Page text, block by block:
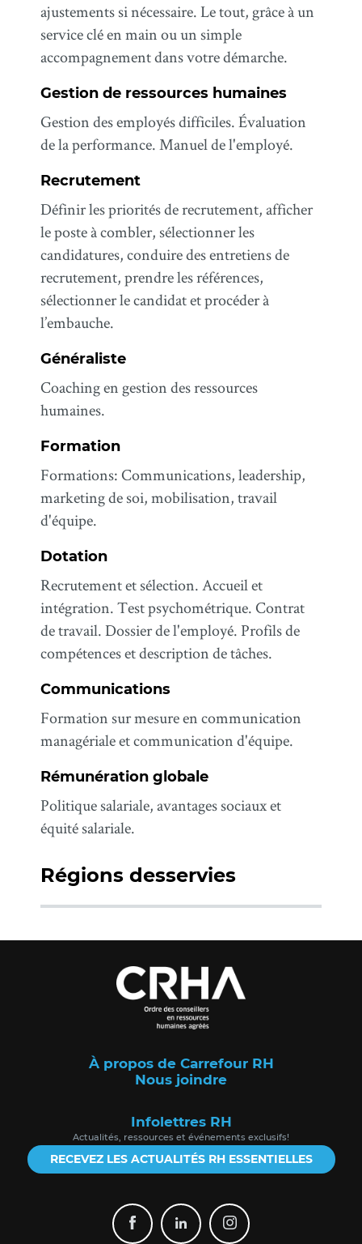
ajustements si nécessaire. Le tout, grâce à un
service clé en main ou un simple
accompagnement dans votre démarche.
Gestion de ressources humaines
Gestion des employés difficiles. Évaluation
de la performance. Manuel de l'employé.
Recrutement
Définir les priorités de recrutement, afficher
le poste à combler, sélectionner les
candidatures, conduire des entretiens de
recrutement, prendre les références,
sélectionner le candidat et procéder à
l’embauche.
Généraliste
Coaching en gestion des ressources
humaines.
Formation
Formations: Communications, leadership,
marketing de soi, mobilisation, travail
d'équipe.
Dotation
Recrutement et sélection. Accueil et
intégration. Test psychométrique. Contrat
de travail. Dossier de l'employé. Profils de
compétences et description de tâches.
Communications
Formation sur mesure en communication
managériale et communication d'équipe.
Rémunération globale
Politique salariale, avantages sociaux et
équité salariale.
Régions desservies
À propos de Carrefour RH
Nous joindre
Infolettres RH
Actualités, ressources et événements exclusifs!
RECEVEZ LES ACTUALITÉS RH ESSENTIELLES